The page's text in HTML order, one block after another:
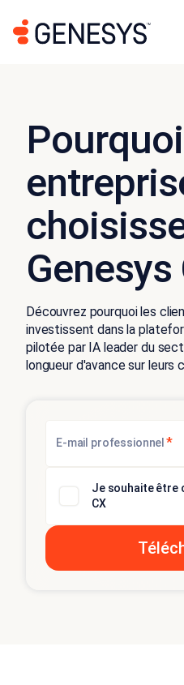
Genesys
Découvrez pourquoi les
investissent dans la
pilotée par IA leader du
longueur d'avance sur leurs
E-mail professionnel *
Je souhaite être
CX